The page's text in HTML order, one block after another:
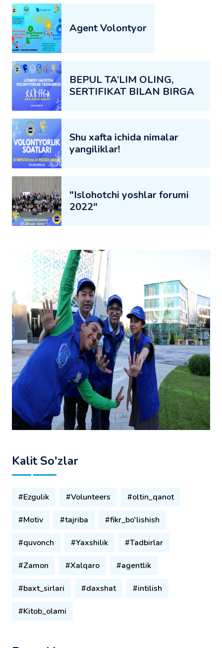
Agent Volontyor
BEPUL TA’LIM OLING,
SERTIFIKAT BILAN BIRGA
Shu xafta ichida nimalar
yangiliklar!
"Islohotchi yoshlar forumi
2022"
Kalit So'zlar
#Ezgulik #Volunteers #oltin_qanot
#Motiv #tajriba #fikr_bo'lishish
#quvonch #Yaxshilik #Tadbirlar
#Zamon #Xalqaro #agentlik
#baxt_sirlari #daxshat #intilish
#Kitob_olami